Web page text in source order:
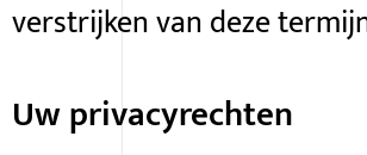
verstrijken van deze
Uw privacyrechten